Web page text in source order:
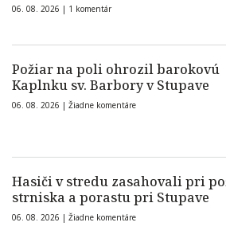
06. 08. 2026 | 1 komentár
Požiar na poli ohrozil barokovú
Kaplnku sv. Barbory v Stupave
06. 08. 2026 | Žiadne komentáre
Hasiči v stredu zasahovali pri
strniska a porastu pri Stupave
06. 08. 2026 | Žiadne komentáre